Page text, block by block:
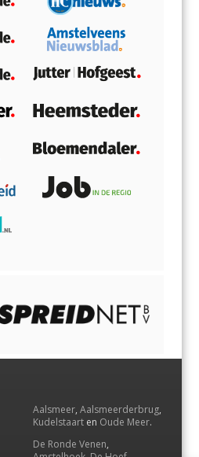
Aalsmeer, Aalsmeerderbrug,
Kudelstaart en Oude Meer.
De Ronde Venen,